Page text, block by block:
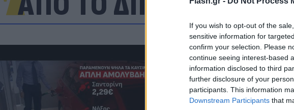
If you wish to opt-out of the
sensitive information for
confirm your selection. Please
continue seeing interest-based
information disclosed to third
further disclosure of your
participants. This information
Downstream Participants that
«Στην pole position για
η Ντόρτμουντ»